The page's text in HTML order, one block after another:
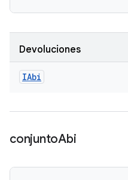
Devoluciones
IAbi
conjuntoAbi